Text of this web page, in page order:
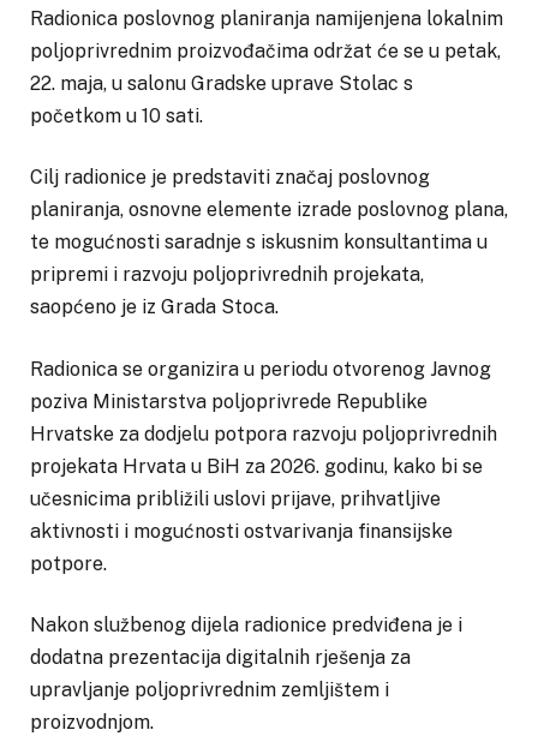
Radionica poslovnog planiranja namijenjena lokalnim
poljoprivrednim proizvođačima održat će se u petak,
22. maja, u salonu Gradske uprave Stolac s
početkom u 10 sati.
Cilj radionice je predstaviti značaj poslovnog
planiranja, osnovne elemente izrade poslovnog plana,
te mogućnosti saradnje s iskusnim konsultantima u
pripremi i razvoju poljoprivrednih projekata,
saopćeno je iz Grada Stoca.
Radionica se organizira u periodu otvorenog Javnog
poziva Ministarstva poljoprivrede Republike
Hrvatske za dodjelu potpora razvoju poljoprivrednih
projekata Hrvata u BiH za 2026. godinu, kako bi se
učesnicima približili uslovi prijave, prihvatljive
aktivnosti i mogućnosti ostvarivanja finansijske
potpore.
Nakon službenog dijela radionice predviđena je i
dodatna prezentacija digitalnih rješenja za
upravljanje poljoprivrednim zemljištem i
proizvodnjom.